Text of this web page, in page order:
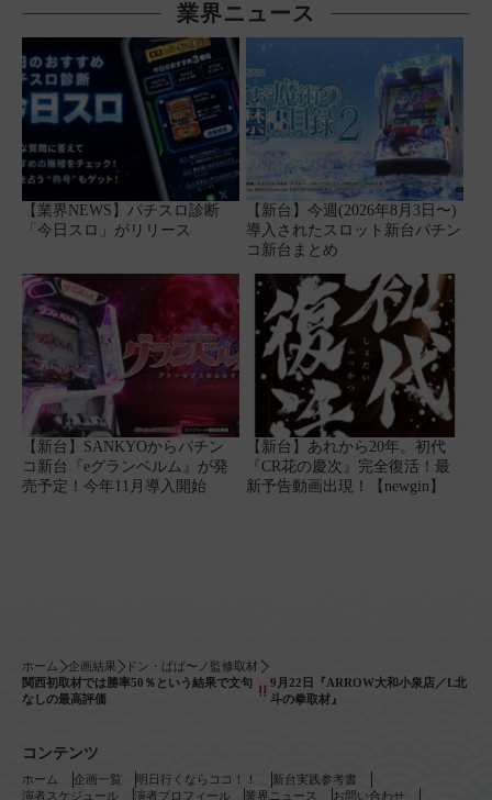
業界ニュース
【業界NEWS】パチスロ診断
「今日スロ」がリリース
【新台】今週(2026年8月3日〜)
導入されたスロット新台パチン
コ新台まとめ
【新台】SANKYOからパチン
コ新台『eグランベルム』が発
売予定！今年11月導入開始
【新台】あれから20年。初代
『CR花の慶次』完全復活！最
新予告動画出現！【newgin】
ホーム 企画結果
ドン・ぱぱ〜ノ監修取材
関西初取材では勝率50％という結果で文句
なしの最高評価
9月22日『ARROW大和小泉店／L北
斗の拳取材』
コンテンツ
ホーム 企画一覧 明日行くならココ！！
新台実践参考書
演者スケジュール
演者プロフィール 業界ニュース お問い合わせ